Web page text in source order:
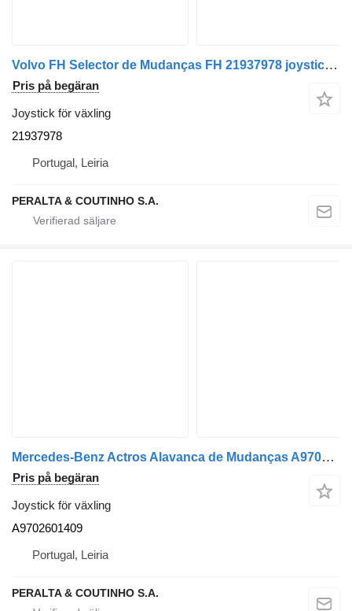
Volvo FH Selector de Mudanças FH 21937978 joystick för växling till Volvo FH lastbil
Pris på begäran
Joystick för växling
21937978
Portugal, Leiria
PERALTA & COUTINHO S.A.
Mercedes-Benz Actros Alavanca de Mudanças A9702601409 joystick för växling till Mercedes-Benz Actros lastbil
Pris på begäran
Joystick för växling
A9702601409
Portugal, Leiria
PERALTA & COUTINHO S.A.